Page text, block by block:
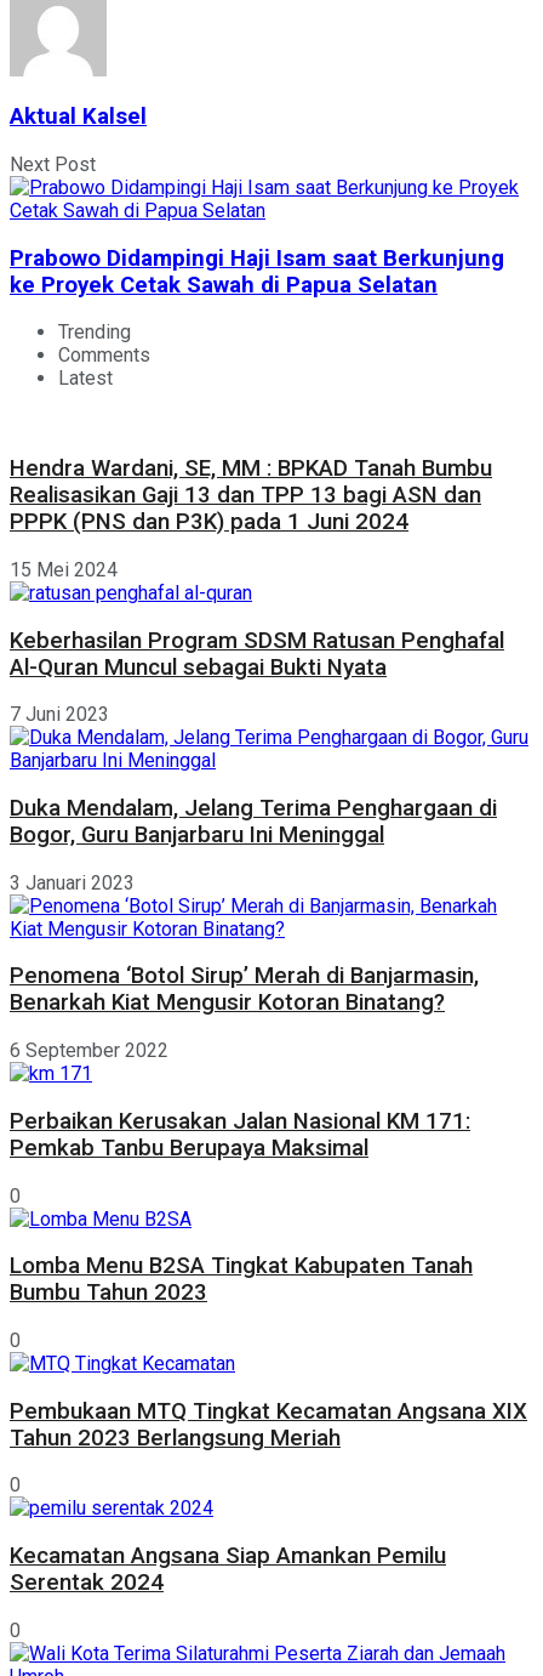
Aktual Kalsel
Next Post
Prabowo Didampingi Haji Isam saat Berkunjung
ke Proyek Cetak Sawah di Papua Selatan
Trending
Comments
Latest
Hendra Wardani, SE, MM : BPKAD Tanah Bumbu
Realisasikan Gaji 13 dan TPP 13 bagi ASN dan
PPPK (PNS dan P3K) pada 1 Juni 2024
15 Mei 2024
Keberhasilan Program SDSM Ratusan Penghafal
Al-Quran Muncul sebagai Bukti Nyata
7 Juni 2023
Duka Mendalam, Jelang Terima Penghargaan di
Bogor, Guru Banjarbaru Ini Meninggal
3 Januari 2023
Penomena ‘Botol Sirup’ Merah di Banjarmasin,
Benarkah Kiat Mengusir Kotoran Binatang?
6 September 2022
Perbaikan Kerusakan Jalan Nasional KM 171:
Pemkab Tanbu Berupaya Maksimal
0
Lomba Menu B2SA Tingkat Kabupaten Tanah
Bumbu Tahun 2023
0
Pembukaan MTQ Tingkat Kecamatan Angsana XIX
Tahun 2023 Berlangsung Meriah
0
Kecamatan Angsana Siap Amankan Pemilu
Serentak 2024
0